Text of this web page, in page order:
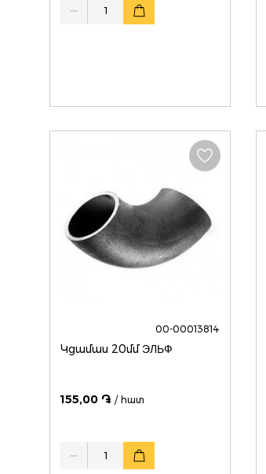
00-00013814
Կցամաս 20մմ ЭЛЬФ
155,00 ֏ / հատ